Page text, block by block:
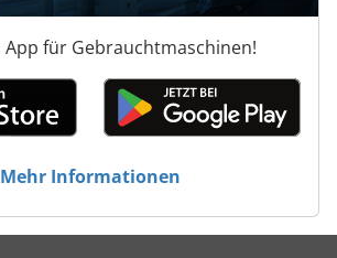
für Gebrauchtmaschinen!
Mehr Informationen